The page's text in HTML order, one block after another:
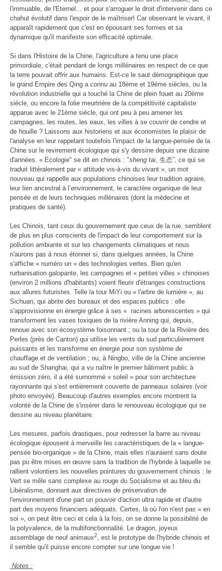
l'immuable, de l'Eternel... et pour s'arroguer le droit d'intervenir dans ce
chahut évolutif dans l'espoir de le maîtriser! Car observant le vivant, il
apparaît rapidement que c'est en épousant ses formes et sa
dynamique qu'il manifeste son efficacité optimale.
Si dans l'Histoire de la Chine, l'agriculture a tenu une place
primordiale, c'était pendant de longs millénaires en respect de ce que
la terre pouvait offrir aux humains. Est-ce le saut démographique que
le grand Empire des Qing a connu au 18ème et 19ème siècles, ou la
révolution industrielle qui a touché la Chine de plein fouet au 20ème
siècle, ou encore la folie meurtrière de la compétitivité capitaliste
apparue avec le 21ème siècle, qui ont peu à peu amener les
campagnes, les routes, les eaux, les villes à se couvrir de cendre et
de houille ? Laissons aux historiens et aux économistes le plaisir de
l'analyse en leur rappelant toutefois l'impact de la langue-pensée de la
Chine sur le revirement écologique qui s'y dessine depuis une dizaine
d'années. « Ecologie" se dit en chinois : "sheng tai , 生态”, ce qui se
traduit littéralement par « attitude vis-à-vis du vivant », un mot
nouveau qui rappelle aux populations chinoises leur tradition agraire,
leur lien ancestral à l’environnement, le caractère organique de leur
pensée et de leurs techniques millénaires (dont la médecine et
pratiques de santé).
Les Chinois, tant ceux du gouvernement que ceux de la rue, semblent
de plus en plus conscients de l'impact de leur comportement sur la
pollution ambiante et sur les changements climatiques et nous
n'aurons pas à nous étonner si, dans quelques années, la Chine
s'affiche « numéro un » des technologies vertes. Bien qu'en
rurbanisation galopante, les campagnes et « petites villes » chinoises
(environ 2 millions d'habitants) voient fleurir d'étranges constructions
aux allures futuristes. Telle la tour MiYi ou « l'arbre de lumière », au
Sichuan, qui abrite des bureaux et des espaces publics : elle
s'approvisionne en énergie grâce à ses « racines arborescentes » qui
transforment les vases toxiques de la rivière Anning qui, depuis,
renoue avec son écosystème foisonnant ; ou la tour de la Rivière des
Perles (près de Canton) qui utilise les vents du sud particulièrement
puissants et les transforme en énergie pour son système de
chauffage et de ventilation ; ou, à Ningbo, ville de la Chine ancienne
au sud de Shanghai, qui a vu naître le premier bâtiment public à
émission zéro, il a été surnommé « soleil » pour son architecture
rayonnante qui s'est entièrement couverte de panneaux solaires (voir
photo envoyée). Beaucoup d'autres exemples encore montrent la
volonté de la Chine de s'insérer dans le renouveau écologique qui se
dessine au niveau planétaire.
Les mesures, parfois drastiques, pour redresser la barre au niveau
écologique épousent à merveille les caractéristiques de la « langue-
pensée bio-organique » de la Chine, mais elles n'auraient sans doute
pas pu être mises en œuvre sans la tradition de l'hybride à laquelle se
rallient volontiers les nouvelles pointures du gouvernement chinois : le
Vert se mêle sans complexe au rouge du Socialisme et au bleu du
Libéralisme, donnant aux directives de préservation de
l'environnement d'une part un pouvoir d'action ultra rapide et d'autre
part des moyens financiers adéquats. Certes, là où l'on n'est pas « en
soi », on peut être ceci et cela à la fois, on se donne la possibilité de
la polyvalence, de la multifonctionnalité. Le dragon, joyeux
assemblage de neuf animaux2, est le prototype de l'hybride chinois et
il semble qu'il puisse encore compter sur une longue vie !
Notes :